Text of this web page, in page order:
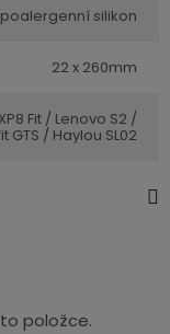
silikon
22 x 260mm
Fit / Lenovo S2 /
GTS / Haylou SL02
položce.